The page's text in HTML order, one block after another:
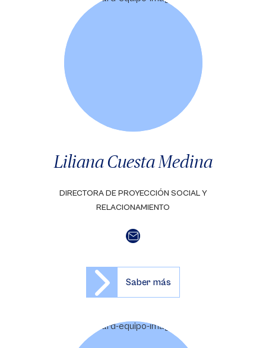
Liliana Cuesta Medina
DIRECTORA DE PROYECCIÓN SOCIAL Y
RELACIONAMIENTO
Saber más